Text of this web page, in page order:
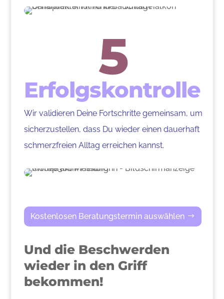
5
Erfolgskontrolle
Wir validieren Deine Fortschritte gemeinsam, um
sicherzustellen, dass Du wieder einen dauerhaft
schmerzfreien Alltag erreichen kannst.
Kostenlosen Beratungstermin auswählen
Und die Beschwerden
wieder in den Griff
bekommen!